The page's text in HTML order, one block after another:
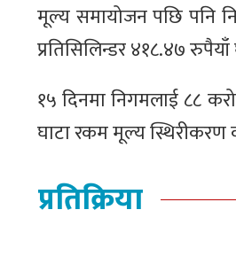
मूल्य समायोजन पछि पनि
प्रतिसिलिन्डर ४१८.४७
१५ दिनमा निगमलाई ८८
घाटा रकम मूल्य स्थिरीकरण
प्रतिक्रिया